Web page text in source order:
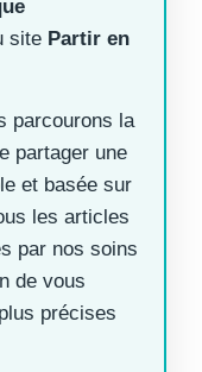
site Partir en
parcourons la
partager une
et basée sur
les articles
par nos soins
de vous
précises